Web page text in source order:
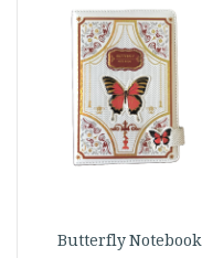
Butterfly Notebook